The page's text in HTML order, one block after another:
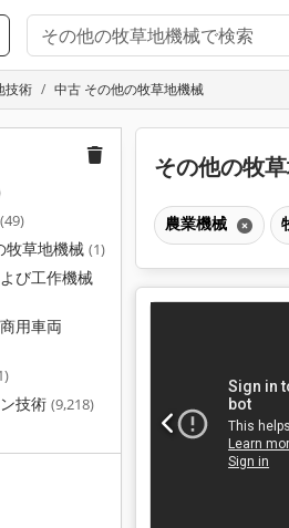
技術 中古 その他の牧草地機械
(49)
牧草地機械 (1)
び工作機械
用車両
技術 (9,218)
その他の牧
農業機械